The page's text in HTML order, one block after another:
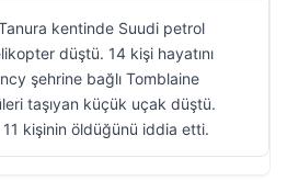
kentinde Suudi petrol
düştü. 14 kişi hayatını
şehrine bağlı Tomblaine
taşıyan küçük uçak düştü.
11 kişinin öldüğünü iddia etti.